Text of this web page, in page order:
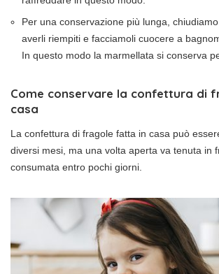
Per una conservazione più lunga,
averli riempiti e facciamoli cuocere a
In questo modo la marmellata si conserva
Come conservare la confettura di
casa
La confettura di fragole fatta in casa può
diversi mesi, ma una volta aperta va tenuta in
consumata entro pochi giorni.